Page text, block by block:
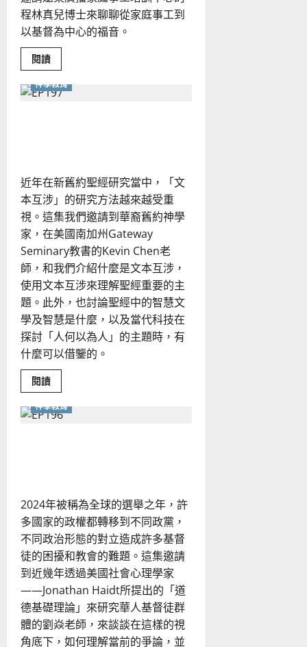
程林真兒博士來聊聊從家庭事工到
以基督為中心的福音。
閱讀Read
more
讓
家
預
防
勝
於
治
療
的
門
訓
觀
點
神學教育
近年在新舊約聖經研究當中，「文
本互涉」的研究方法越來越受重
視。這集我們邀請到華裔舊約神學
家，在美國南加州Gateway
Seminary教書的Kevin Chen老
師，和我們介紹什麼是文本互涉，
使用文本互涉來理解聖經重要的主
題。此外，也討論聖經中的智慧文
學及智慧是什麼，以及當代科技在
探討「人何以為人」的主題時，有
什麼可以借鑒的。
閱讀Read
more
貫
通
從
文
本
互
涉
到
默
想
操
練
神學教育
2024年被稱為全球的選舉之年，許
多國家的政權都轉移到不同政黨，
不同政治形態的對立造成許多基督
徒的困擾和教會的難題。這集邀請
到近幾年透過美國社會心理學家
——Jonathan Haidt所提出的「道
德基礎理論」來研究華人基督徒群
體的劉焱老師，來談談在這樣的視
角底下，如何理解當前的爭論，並